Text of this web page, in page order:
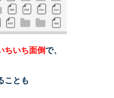
ちいち面倒で、
ことも